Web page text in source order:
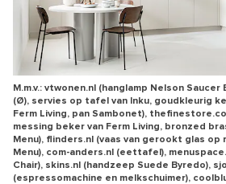
M.m.v.: vtwonen.nl (hanglamp Nelson Saucer
(Ø), servies op tafel van Inku, goudkleurig
Ferm Living, pan Sambonet),
messing beker van Ferm Living, bronzed
Menu), flinders.nl (vaas van gerookt glas op
Menu), com-anders.nl (eettafel),
Chair), skins.nl (handzeep Suede Byredo),
(espressomachine en melkschuimer),